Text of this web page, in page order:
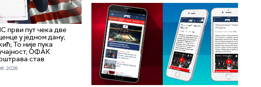
први пут чека две
у једном дану;
То није пука
ОФАК
став
2026.